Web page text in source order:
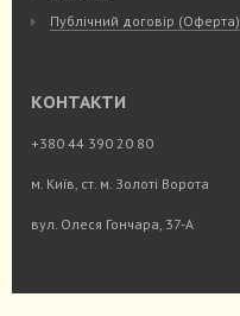
Публічний договір (Оферта)
КОНТАКТИ
+380 44 390 20 80
м. Київ, ст. м. Золоті Ворота
вул. Олеся Гончара, 37-А